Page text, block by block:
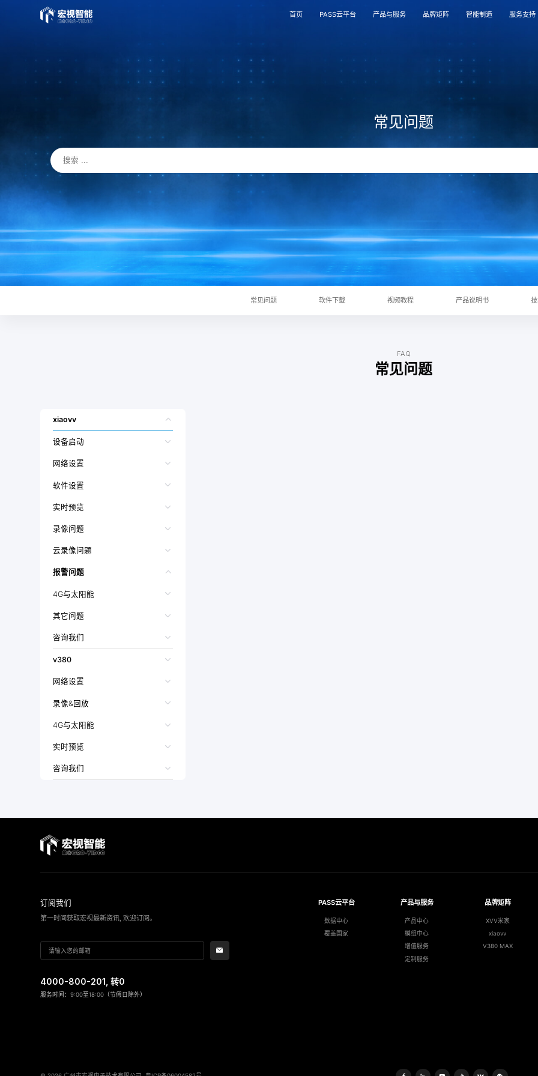
首页 PASS云平台 产品与服务 品牌矩阵 智能制造 服务支持
PASS云平台
服务支持
关于我们
常见问题
常见问题 软件下载 视频教程 产品说明书
FAQ
常见问题
xiaovv
设备启动
网络设置
软件设置
实时预览
录像问题
云录像问题
报警问题
4G与太阳能
其它问题
咨询我们
v380
网络设置
录像&回放
4G与太阳能
实时预览
咨询我们
订阅我们
第一时间获取宏视最新资讯, 欢迎订阅。
4000-800-201 , 转0
服务时间：9:00至18:00（节假日除外）
PASS云平台
数据中心
覆盖国家
产品与服务
产品中心
模组中心
增值服务
定制服务
品牌矩阵
XVV米家
xiaovv
V380 MAX